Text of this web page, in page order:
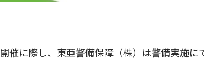
開催に際し、東亜警備保障（株）は警備実施に